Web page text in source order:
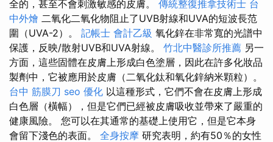
全的，甚至不會刺激敏感的皮膚。 傳統整復推拿技術士 台
中外燴 二氧化二氧化物阻止了UVB射線和UVA的短波長范
圍（UVA-2）。 記帳士 會計乙級 氧化鋅在非常寬的光譜中
保護，反映/散射UVB和UVA射線。 竹北中醫診所推薦 另一
方面，這些固體在皮膚上形成白色塗層，因此在許多化妝品
製劑中，它被應用於皮膚（二氧化鈦和氧化鋅納米顆粒）。
台中 筋膜刀 seo 優化 以這種形式，它們不會在皮膚上形成
白色層（橫幅），但是它們已經被皮膚吸收並帶來了嚴重的
健康風險。 您可以在其通常的基礎上使用它，但是它本身
會留下淺色的表面。 全身按摩 研究表明，約有50％的女性